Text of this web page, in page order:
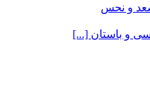
سعد و نحس
و باستان [...]